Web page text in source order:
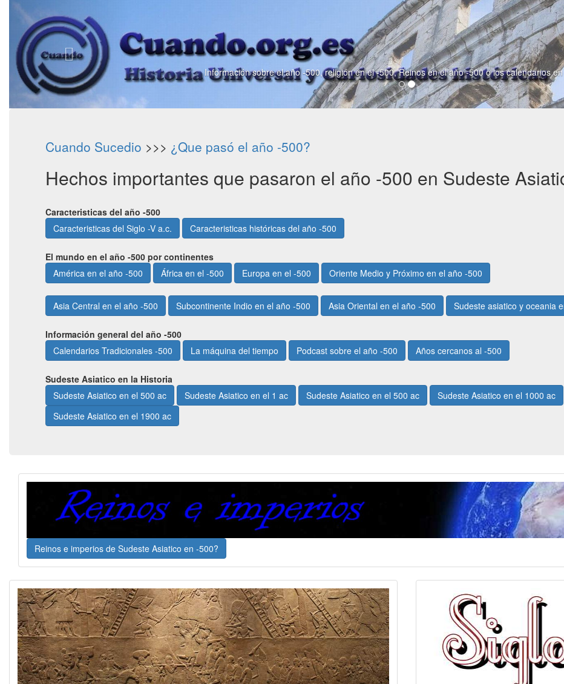
Información sobre el año -500, religión en el -500, Reinos en el año -500 o los calendarios
Cuando Sucedio >>> ¿Que pasó el año -500?
Hechos importantes que pasaron el año -500 en Sudeste
Caracteristicas del año -500
Caracteristicas del Siglo -V a.c.
Caracteristicas históricas del año -500
El mundo en el año -500 por continentes
América en el año -500
África en el -500 Europa en el -500 Oriente Medio y Próximo en el año -500
Asia Central en el año -500 Subcontinente Indio en el año -500 Asia Oriental en el año -500 Sudeste asiatico y oceania
Información general del año -500
Calendarios Tradicionales -500
La máquina del tiempo Podcast sobre el año -500 Años cercanos al -500
Sudeste Asiatico en la Historia
Sudeste Asiatico en el 500 ac
Sudeste Asiatico en el 1 ac Sudeste Asiatico en el 500 ac Sudeste Asiatico en el 1000 ac
Sudeste Asiatico en el 1900 ac
Reinos e imperios de Sudeste Asiatico en -500?